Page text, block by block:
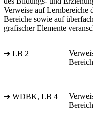
Verweise auf Lernbereiche
Bereiche sowie auf
grafischer Elemente
➔ LB 2
➔ WDBK, LB 4